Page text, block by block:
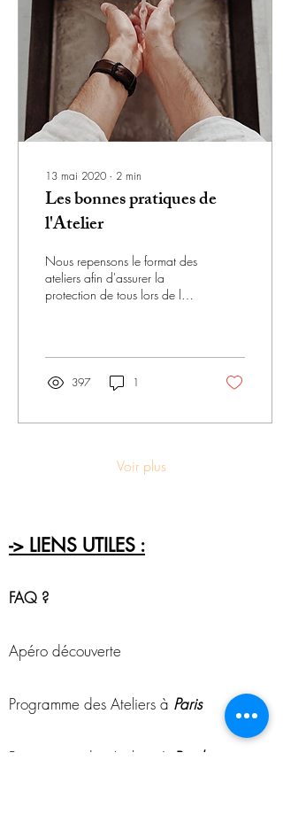
13 mai 2020 ∙ 2 min
Les bonnes pratiques de
l'Atelier
Nous repensons le format des
ateliers afin d'assurer la
protection de tous lors de la
397 1
Voir plus
-> LIENS UTILES :
FAQ ?
Apéro découverte
Programme des Ateliers à Paris
Programme des Ateliers à Bordeaux